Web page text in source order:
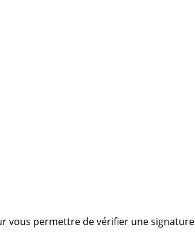
vous permettre de vérifier une signature